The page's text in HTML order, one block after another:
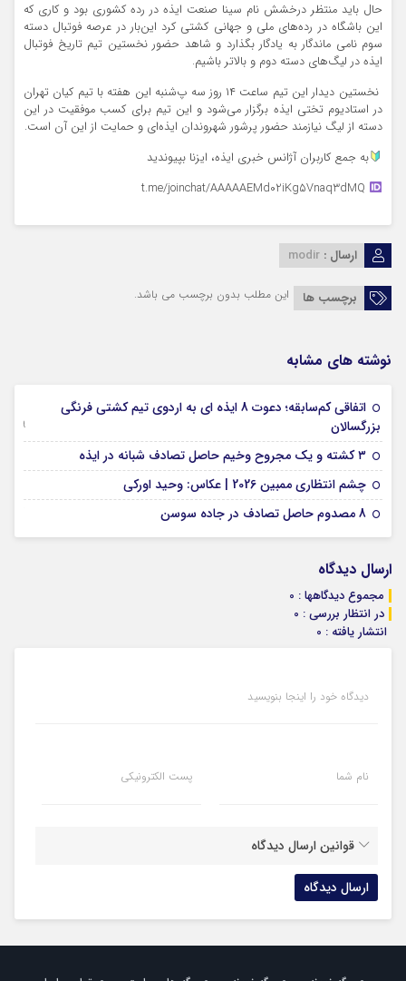
حال باید منتظر درخشش نام سینا صنعت ایذه در رده کشوری بود و کاری که
این باشگاه در رده‌های ملی و جهانی کشتی کرد این‌بار در عرصه فوتبال دسته‌
سوم نامی ماندگار به یادگار بگذارد و شاهد حضور نخستین تیم تاریخ فوتبال
ایذه در لیگ‌های دسته دوم و بالاتر باشیم.
نخستین دیدار این تیم ساعت ۱۴ روز سه پ‌شنبه این هفته با تیم کیان تهران
در استادیوم تختی ایذه برگزار می‌شود و این تیم برای کسب موفقیت در این
دسته از لیگ نیازمند حضور پرشور شهروندان ایذه‌ای و حمایت از این آن است.
به جمع کاربران آژانس خبری ایذه، ایزنا بپیوندید
ارسال : modir
برچسب ها این مطلب بدون برچسب می باشد.
نوشته های مشابه
اتفاقی کم‌سابقه؛ دعوت 8 ایذه ای به اردوی تیم کشتی فرنگی
بزرگسالان
09 جولای 2026
۳ کشته و یک مجروح وخیم حاصل تصادف شبانه در ایذه
چشم انتظاری ممبین 2026 | عکاس: وحید اورکی
8 مصدوم حاصل تصادف در جاده سوسن
ارسال دیدگاه
مجموع دیدگاهها : 0
در انتظار بررسی : 0
انتشار یافته : 0
دیدگاه خود را اینجا بنویسید
نام شما پست الکترونیکی
قوانین ارسال دیدگاه